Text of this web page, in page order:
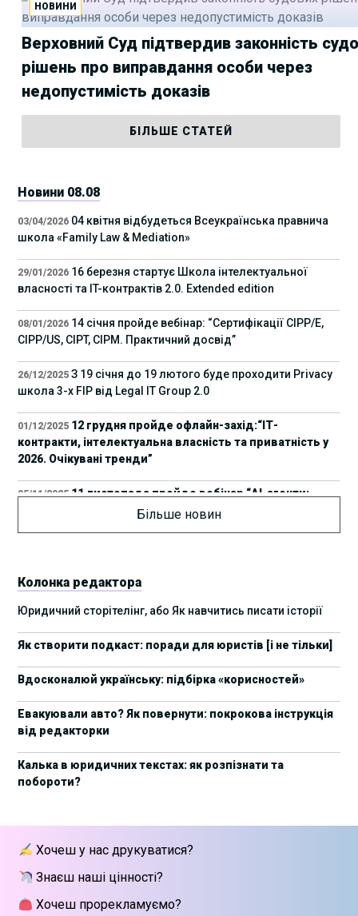
НОВИНИ
Верховний Суд підтвердив законність
рішень про виправдання особи через
недопустимість доказів
БІЛЬШЕ СТАТЕЙ
Новини 08.08
03/04/2026 04 квітня відбудеться Всеукраїнська правнича
школа «Family Law & Mediation»
29/01/2026 16 березня стартує Школа інтелектуальної
власності та IT-контрактів 2.0. Extended edition
08/01/2026 14 січня пройде вебінар: “Сертифікації СІРР/Е,
CIPP/US, CIPT, CIPM. Практичний досвід”
26/12/2025 З 19 січня до 19 лютого буде проходити Privacy
школа 3-х FIP від Legal IT Group 2.0
01/12/2025 12 грудня пройде офлайн-захід:“ІТ-
контракти, інтелектуальна власність та приватність у
2026. Очікувані тренди”
05/11/2025 11 листопада пройде вебінар “AI-агенти:
прайвесі, IP та комплаєнс ризики”
17 листопада стартує Школа юридичної
підтримки ШІ-проєктів від Legal IT Group
19/09/2025 4 жовтня пройде щорічний забіг до Дня
18/09/2025
09/09/2025 10 жовтня пройдуть XII Міжнародні
01/09/2025 15 вересня стартує сучасна школа
IT Group
25/06/2025
Як юристу працювати з IT-договорами?
Навчання від Laba
Більше новин
Колонка редактора
Юридичний сторітелінг, або Як навчитись писати історії
Як створити подкаст: поради для юристів [і не тільки]
Вдосконалюй українську: підбірка «корисностей»
Евакуювали авто? Як повернути: покрокова інструкція
від редакторки
Калька в юридичних текстах: як розпізнати та
побороти?
Хочеш у нас друкуватися?
Знаєш наші цінності?
Хочеш прорекламуємо?